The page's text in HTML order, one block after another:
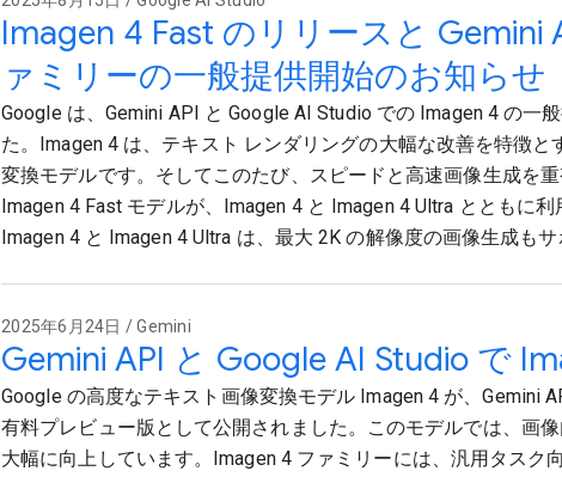
Imagen 4 Fast のリリースと Gemini
ァミリーの一般提供開始のお知らせ
Google は、Gemini API と Google AI Studio での Imagen 4 の一
た。Imagen 4 は、テキスト レンダリングの大幅な改善を特徴と
変換モデルです。そしてこのたび、スピードと高速画像生成を
Imagen 4 Fast モデルが、Imagen 4 と Imagen 4 Ultra とともに利
Imagen 4 と Imagen 4 Ultra は、最大 2K の解像度の画像生成もサ
2025年6月24日 / Gemini
Gemini API と Google AI Studio で
Google の高度なテキスト画像変換モデル Imagen 4 が、Gemini
有料プレビュー版として公開されました。このモデルでは、画
大幅に向上しています。Imagen 4 ファミリーには、汎用タスク